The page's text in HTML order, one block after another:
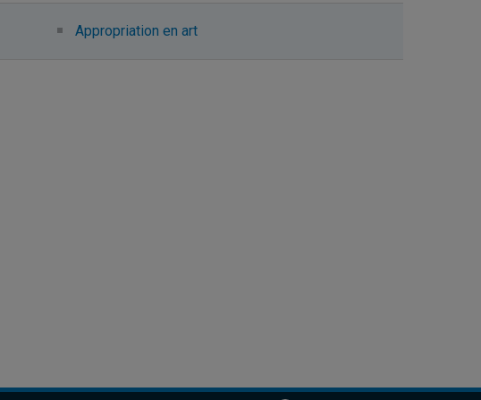
Appropriation en art